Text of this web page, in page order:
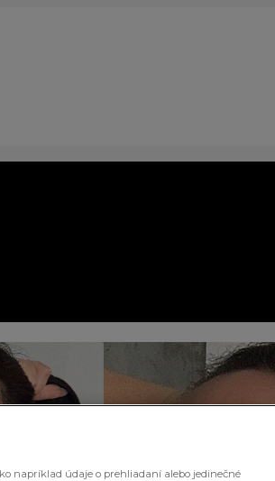
napríklad údaje o prehliadaní alebo jedinečné